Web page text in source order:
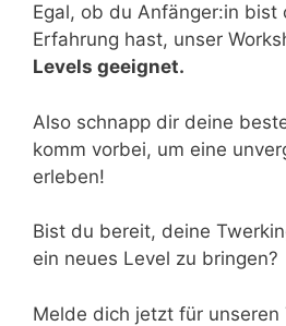
Egal, ob du Anfänger:in bist
Erfahrung hast, unser
Levels geeignet.
Also schnapp dir deine
komm vorbei, um eine
erleben!
Bist du bereit, deine
ein neues Level zu bringen?
Melde dich jetzt für unseren